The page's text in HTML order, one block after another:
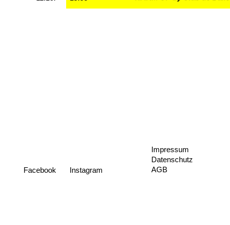
Facebook Instagram
Impressum
Datenschutz
AGB